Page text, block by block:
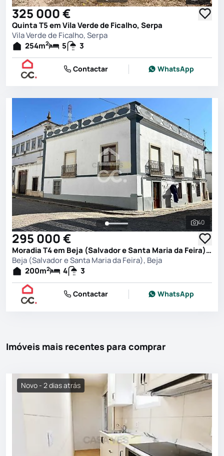
325 000 €
Quinta T5 em Vila Verde de Ficalho, Serpa
Vila Verde de Ficalho, Serpa
254m2 5 3
Contactar WhatsApp
Ver
40
295 000 €
Moradia T4 em Beja (Salvador e Santa Maria da Feira), Beja
Beja (Salvador e Santa Maria da Feira), Beja
200m2 4 3
Contactar WhatsApp
Imóveis mais recentes para comprar
Novo - 2 dias atrás